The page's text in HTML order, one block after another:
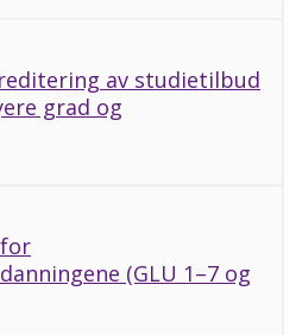
av studietilbud
grad og
(GLU 1–7 og